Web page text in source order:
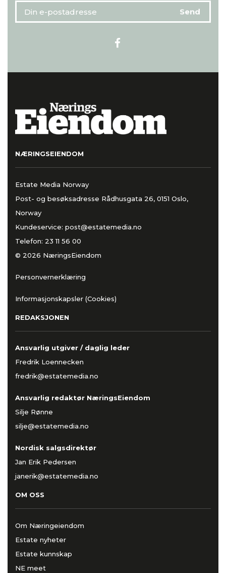
NÆRINGSEIENDOM
Estate Media Norway
Post- og besøksadresse Rådhusgata 26, 0151 Oslo,
Norway
Kundeservice: post@estatemedia.no
Telefon: 23 11 56 00
© 2026 NæringsEiendom
Personvernerklæring
Informasjonskapsler (Cookies)
REDAKSJONEN
Ansvarlig utgiver / daglig leder
Fredrik Loennecken
fredrik@estatemedia.no
Ansvarlig redaktør NæringsEiendom
Silje Rønne
silje@estatemedia.no
Nordisk salgsdirektør
Jan Erik Pedersen
janerik@estatemedia.no
OM OSS
Om Næringeiendom
Estate nyheter
Estate kunnskap
NE meet